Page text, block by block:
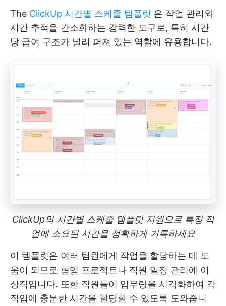
The ClickUp 시간별 스케줄 템플릿 은 작업 관리와
시간 추적을 간소화하는 강력한 도구로, 특히 시간
당 급여 구조가 널리 퍼져 있는 역할에 유용합니다.
ClickUp의 시간별 스케줄 템플릿 지원으로 특정 작
업에 소요된 시간을 정확하게 기록하세요
이 템플릿은 여러 팀원에게 작업을 할당하는 데 도
움이 되므로 협업 프로젝트나 직원 일정 관리에 이
상적입니다. 또한 직원들이 업무량을 시각화하여 각
작업에 충분한 시간을 할당할 수 있도록 도와줍니